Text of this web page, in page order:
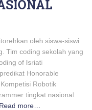
oleh siswa-siswi
Tim coding sekolah yang
of Isriati
Honorable
Robotik
tingkat nasional.
Read more…